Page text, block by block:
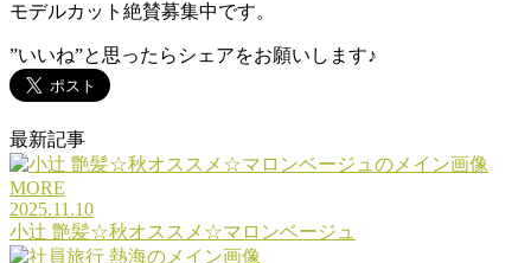
モデルカット絶賛募集中です。
”いいね”と思ったらシェアをお願いします♪
最新記事
MORE
2025.11.10
小辻 艶髪☆秋オススメ☆マロンベージュ